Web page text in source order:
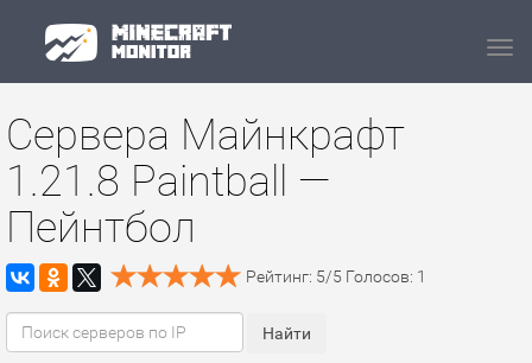
Сервера Майнкрафт
1.21.8 Paintball —
Пейнтбол
Рейтинг: 5/5 Голосов: 1